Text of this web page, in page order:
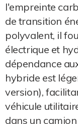
l'empreinte
de transition
polyvalent, il
électrique et
dépendance
hybride est
version),
véhicule
dans un